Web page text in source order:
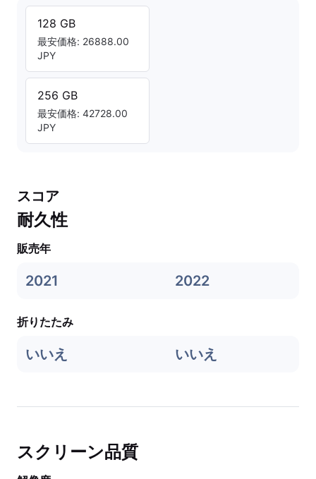
128 GB
最安価格: 26888.00
JPY
256 GB
最安価格: 42728.00
JPY
スコア
耐久性
販売年
2021 2022
折りたたみ
いいえ いいえ
スクリーン品質